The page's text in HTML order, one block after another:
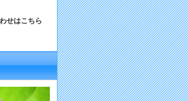
せはこちら